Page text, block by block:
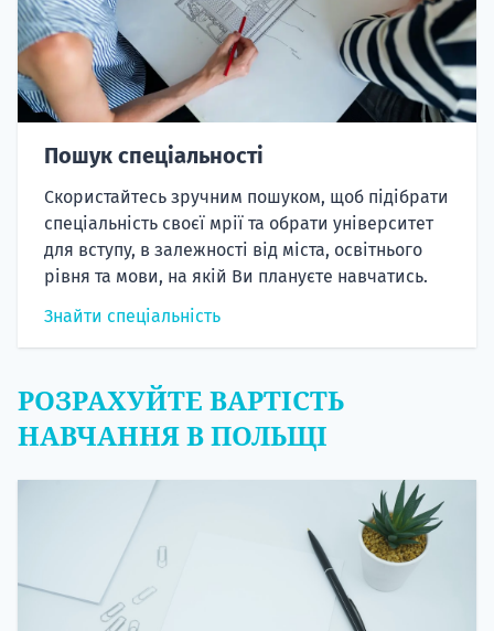
Пошук спеціальності
Скористайтесь зручним пошуком, щоб підібрати
спеціальність своєї мрії та обрати університет
для вступу, в залежності від міста, освітнього
рівня та мови, на якій Ви плануєте навчатись.
Знайти спеціальність
РОЗРАХУЙТЕ ВАРТІСТЬ
НАВЧАННЯ В ПОЛЬЩІ